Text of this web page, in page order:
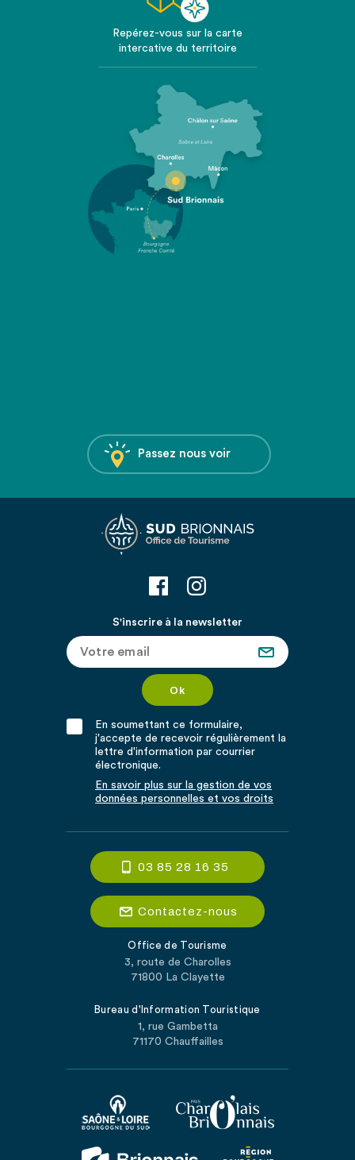
Repérez-vous sur la carte
intercative du territoire
Passez nous voir
S'inscrire à la newsletter
En soumettant ce formulaire,
j'accepte de recevoir régulièrement la
lettre d'information par courrier
électronique.
En savoir plus sur la gestion de vos
données personnelles et vos droits
03 85 28 16 35
Contactez-nous
Office de Tourisme
3, route de Charolles
71800 La Clayette
Bureau d'Information Touristique
1, rue Gambetta
71170 Chauffailles